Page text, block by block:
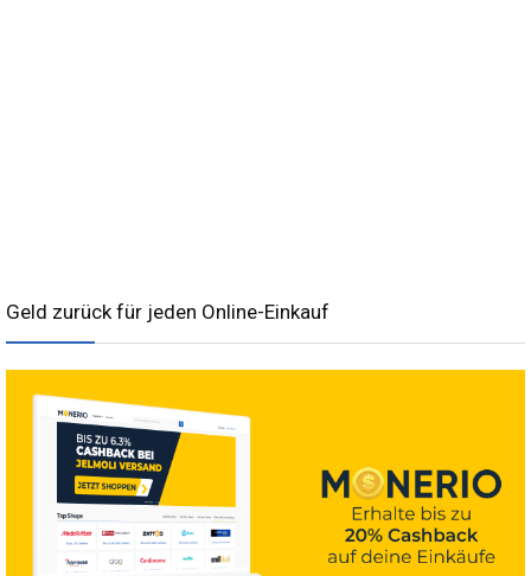
Geld zurück für jeden Online-Einkauf